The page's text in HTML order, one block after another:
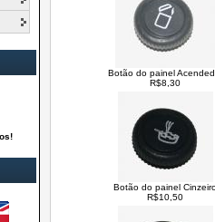
Botão do painel
R$8,30
Botão do painel
R$10,50